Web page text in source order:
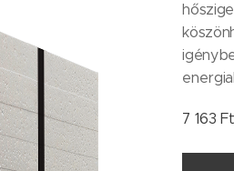
7 163 Ft